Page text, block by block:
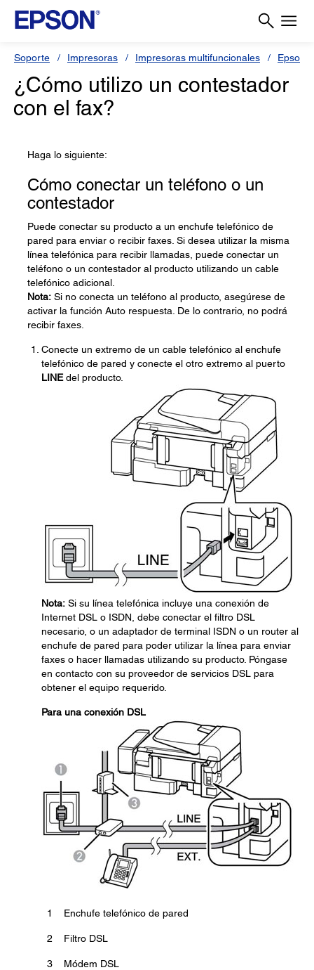
Soporte Impresoras Impresoras multifuncionales Epson L
¿Cómo utilizo un contestador
con el fax?
Haga lo siguiente:
Cómo conectar un teléfono o un
contestador
Puede conectar su producto a un enchufe telefónico de
pared para enviar o recibir faxes. Si desea utilizar la misma
línea telefónica para recibir llamadas, puede conectar un
teléfono o un contestador al producto utilizando un cable
telefónico adicional.
Nota: Si no conecta un teléfono al producto, asegúrese de
activar la función Auto respuesta. De lo contrario, no podrá
recibir faxes.
Conecte un extremo de un cable telefónico al enchufe
telefónico de pared y conecte el otro extremo al puerto
LINEdel producto.
Nota: Si su línea telefónica incluye una conexión de
Internet DSL o ISDN, debe conectar el filtro DSL
necesario, o un adaptador de terminal ISDN o un router al
enchufe de pared para poder utilizar la línea para enviar
faxes o hacer llamadas utilizando su producto. Póngase
en contacto con su proveedor de servicios DSL para
obtener el equipo requerido.
Para una conexión DSL
1 Enchufe telefónico de pared
2 Filtro DSL
3 Módem DSL